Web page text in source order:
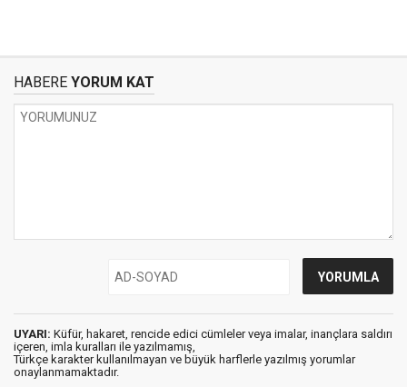
HABERE YORUM KAT
UYARI: Küfür, hakaret, rencide edici cümleler veya imalar, inançlara saldırı
içeren, imla kuralları ile yazılmamış,
Türkçe karakter kullanılmayan ve büyük harflerle yazılmış yorumlar
onaylanmamaktadır.